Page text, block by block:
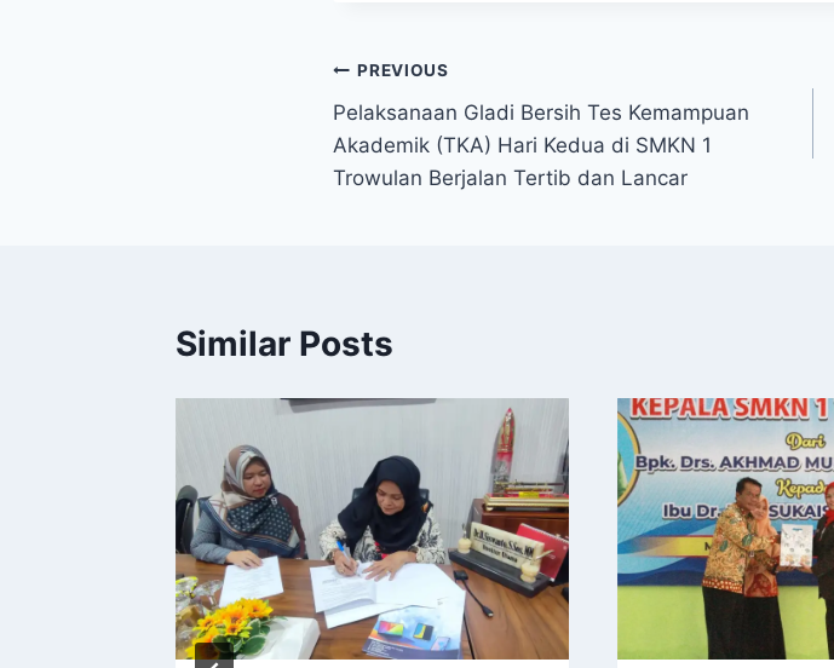
Post
navigation
PREVIOUS
Pelaksanaan Gladi Bersih Tes Kemampuan
Akademik (TKA) Hari Kedua di SMKN 1
Trowulan Berjalan Tertib dan Lancar
Similar Posts